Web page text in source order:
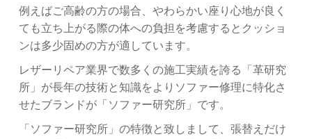
例えばご高齢の方の場合、やわらかい座り心地が良く
ても立ち上がる際の体への負担を考慮するとクッショ
ンは多少固めの方が適しています。
レザーリペア業界で数多くの施工実績を誇る「革研究
所」が長年の技術と知識をよりソファー修理に特化さ
せたブランドが「ソファー研究所」です。
「ソファー研究所」の特徴と致しまして、張替えだけ